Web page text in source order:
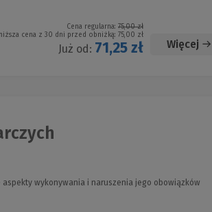
Cena regularna: 75,00 zł
cena z 30 dni przed obniżką: 75,00 zł
Już od: 71,25 zł Więcej
wykonywania i naruszenia jego obowiązków